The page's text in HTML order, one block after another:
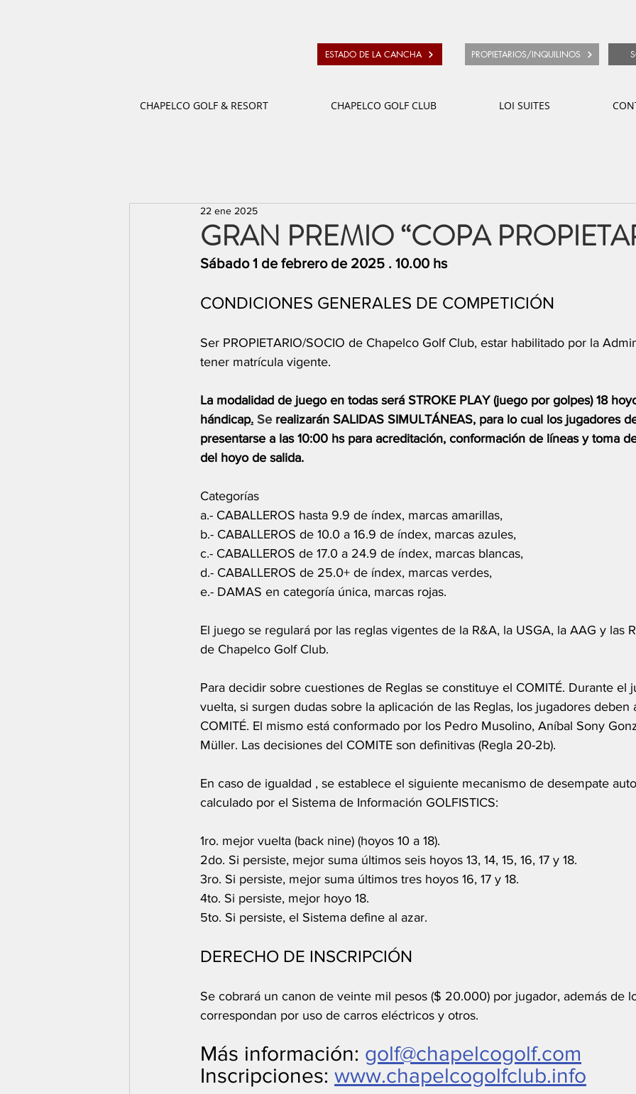
ESTADO DE LA CANCHA PROPIETARIOS/INQUILINOS
CHAPELCO GOLF & RESORT CHAPELCO GOLF CLUB LOI SUITES
GRAN PREMIO “COPA
22 ene 2025
Sábado 1 de febrero de 2025 . 10.00 hs
CONDICIONES GENERALES DE COMPETICIÓN
Ser PROPIETARIO/SOCIO de Chapelco Golf Club, estar habilitado por la
tener matrícula vigente.
La modalidad de juego en todas será STROKE PLAY (juego por golpes) 18
hándicap. Se realizarán SALIDAS SIMULTÁNEAS, para lo cual los jugadores
presentarse a las 10:00 hs para acreditación, conformación de líneas y toma
del hoyo de salida.
Categorías
a.- CABALLEROS hasta 9.9 de índex, marcas amarillas,
b.- CABALLEROS de 10.0 a 16.9 de índex, marcas azules,
c.- CABALLEROS de 17.0 a 24.9 de índex, marcas blancas,
d.- CABALLEROS de 25.0+ de índex, marcas verdes,
e.- DAMAS en categoría única, marcas rojas.
El juego se regulará por las reglas vigentes de la R&A, la USGA, la AAG y las
de Chapelco Golf Club.
Para decidir sobre cuestiones de Reglas se constituye el COMITÉ. Durante el
vuelta, si surgen dudas sobre la aplicación de las Reglas, los jugadores deben
COMITÉ. El mismo está conformado por los Pedro Musolino, Aníbal Sony
Müller. Las decisiones del COMITE son definitivas (Regla 20-2b).
En caso de igualdad , se establece el siguiente mecanismo de desempate
calculado por el Sistema de Información GOLFISTICS:
1ro. mejor vuelta (back nine) (hoyos 10 a 18).
2do. Si persiste, mejor suma últimos seis hoyos 13, 14, 15, 16, 17 y 18.
3ro. Si persiste, mejor suma últimos tres hoyos 16, 17 y 18.
4to. Si persiste, mejor hoyo 18.
5to. Si persiste, el Sistema define al azar.
DERECHO DE INSCRIPCIÓN
Se cobrará un canon de veinte mil pesos ($ 20.000) por jugador, además de
correspondan por uso de carros eléctricos y otros.
Más información: golf@chapelcogolf.com
Inscripciones: www.chapelcogolfclub.info